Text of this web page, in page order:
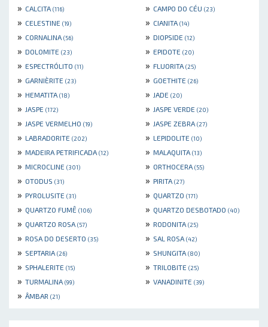
» CALCITA (116) » CAMPO DO CÉU (23)
» CELESTINE (19) » CIANITA (14)
» CORNALINA (56) » DIOPSIDE (12)
» DOLOMITE (23) » EPIDOTE (20)
» ESPECTRÓLITO (11) » FLUORITA (25)
» GARNIÈRITE (23) » GOETHITE (26)
» HEMATITA (18) » JADE (20)
» JASPE (172) » JASPE VERDE (20)
» JASPE VERMELHO (19) » JASPE ZEBRA (27)
» LABRADORITE (202) » LEPIDOLITE (10)
» MADEIRA PETRIFICADA (12) » MALAQUITA (13)
» MICROCLINE (301) » ORTHOCERA (55)
» OTODUS (31) » PIRITA (27)
» PYROLUSITE (31) » QUARTZO (171)
» QUARTZO FUMÊ (106) » QUARTZO DESBOTADO (40)
» QUARTZO ROSA (57) » RODONITA (25)
» ROSA DO DESERTO (35) » SAL ROSA (42)
» SEPTARIA (26) » SHUNGITA (80)
» SPHALERITE (15) » TRILOBITE (25)
» TURMALINA (99) » VANADINITE (39)
» ÂMBAR (21)